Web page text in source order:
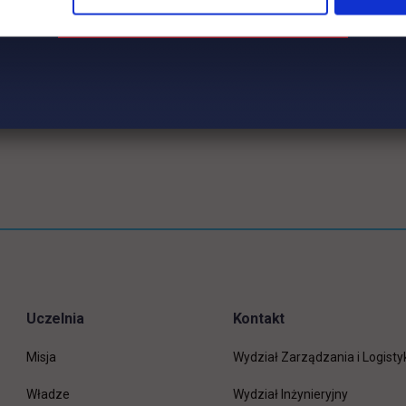
Uczelnia
Misja
Władze
Kontakt
Wydział Zarządzania i
Wydział Inżynieryjny